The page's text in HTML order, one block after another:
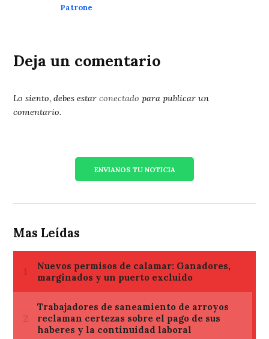
Patrone
Deja un comentario
Lo siento, debes estarconectado para publicar un
comentario.
ENVIANOS TU NOTICIA
Mas Leídas